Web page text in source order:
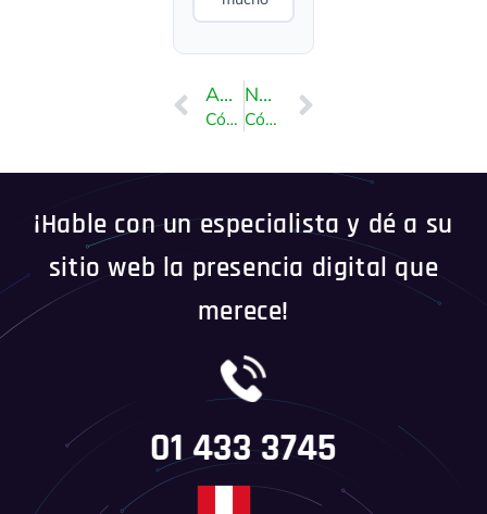
ANTERIOR
Cómo instalar Typesetter a través de Softaculous en cPanel
NEXT
Cómo instalar SMF Simplemachine Forum a través de Softaculous en cPanel
¡Hable con un especialista y dé a su
sitio web la presencia digital que
merece!
01 433 3745